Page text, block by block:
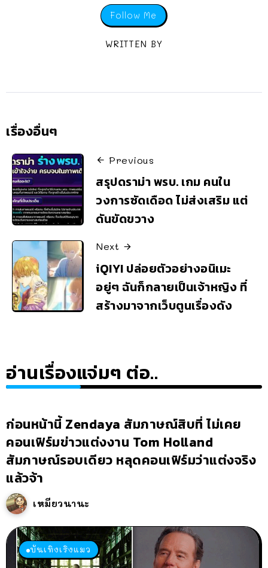
Follow Me
WRITTEN BY
เรื่องอื่นๆ
Previous
สรุปดราม่า พรบ. เกม คนใน
วงการซัดเดือด ไม่ส่งเสริม แต่
ดันขัดขวาง
Next
iQIYI ปล่อยตัวอย่างอนิเมะ
อยู่ๆ ฉันก็กลายเป็นเจ้าหญิง ที่
สร้างมาจากเว็บตูนเรื่องดัง
อ่านเรื่องแจ่มๆ ต่อ..
ก่อนหน้านี้ Zendaya สัมภาษณ์สิบที่ ไม่เคย
คอนเฟิร์มข่าวแต่งงาน Tom Holland
สัมภาษณ์รอบเดียว หลุดคอนเฟิร์มว่าแต่งจริง
แล้วจ้า
เหมียวนานะ
บันเทิงเริงแมว